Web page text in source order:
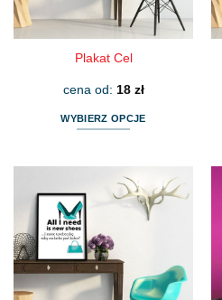
stronie
produktu
Plakat Cel
cena od: 18 zł
WYBIERZ OPCJE
wiele
wariantów.
Opcje
można
wybrać
na